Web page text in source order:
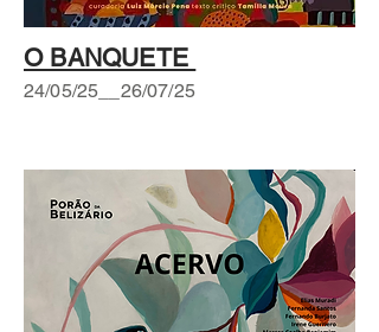
O BANQUETE
24/05/25__26/07/25